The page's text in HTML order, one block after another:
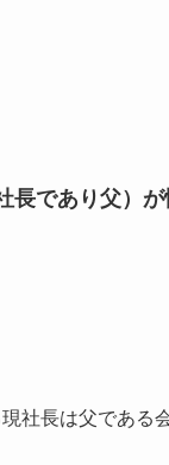
長であり父）
社長は父である